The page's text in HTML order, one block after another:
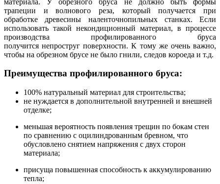
трапеции и волнового реза, который получается при
обработке древесины наленточнопильных станках. Если
использовать такой некондиционный материал, в процессе
производства профилированного бруса
получится непроструг поверхности. К тому же очень важно,
чтобы на обрезном брусе не было гнили, следов короеда и т.д.
Преимущества профилированного бруса:
100% натуральный материал для строительства;
не нуждается в дополнительной внутренней и внешней
отделке;
меньшая вероятность появления трещин по бокам стен
по сравнению с оцилиндрованным бревном, что
обусловлено снятием напряжения с двух сторон
материала;
присуща повышенная способность к аккумулированию
тепла;